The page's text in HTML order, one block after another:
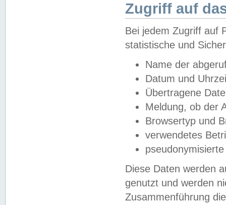
Zugriff auf
Bei jedem Zugriff auf
statistische und
Name der
Datum und
Übertragene
Meldung, ob der
Browsertyp und
verwendetes
Diese Daten werden
genutzt und werden
Zusammenführung